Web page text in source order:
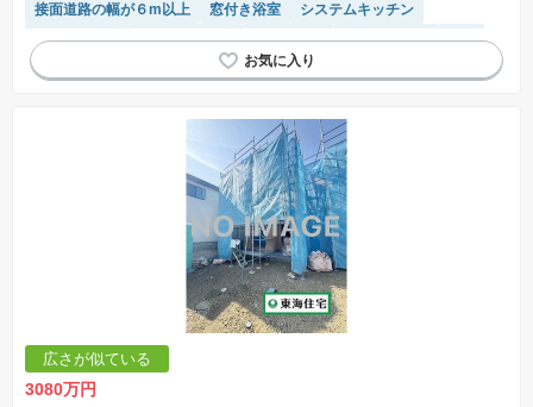
接面道路の幅が６m以上
窓付き浴室
システムキッチン
バリアフリー
トイレ2個以上 浴室乾燥機 長期優良住宅
WIC
オール電化
IHクッキングヒーター 平坦地
広さが似ている
3080万円